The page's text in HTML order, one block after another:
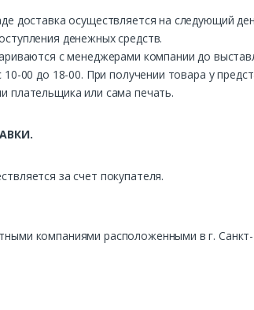
доставка осуществляется на следующий
денежных средств.
с менеджерами компании до
00 до 18-00. При получении товара у
плательщика или сама печать.
за счет покупателя.
компаниями расположенными в г.